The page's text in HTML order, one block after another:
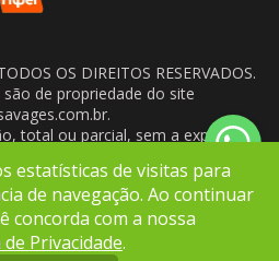
OS DIREITOS RESERVADOS.
de propriedade do site
total ou parcial, sem a expressa
0001-91
estatísticas de visitas para
de navegação. Ao continuar
concorda com a nossa
Privacidade.